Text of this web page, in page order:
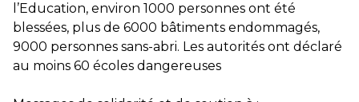
l’Education, environ 1000 personnes ont été
blessées, plus de 6000 bâtiments endommagés,
9000 personnes sans-abri. Les autorités ont déclaré
au moins 60 écoles dangereuses